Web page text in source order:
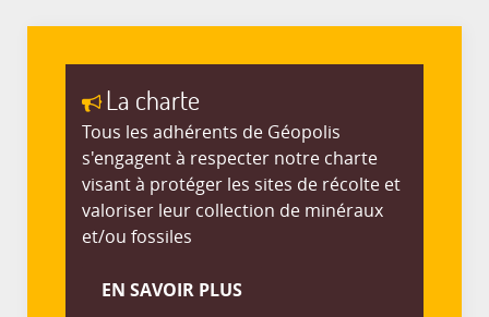
La charte
Tous les adhérents de Géopolis
s'engagent à respecter notre charte
visant à protéger les sites de récolte et
valoriser leur collection de minéraux
et/ou fossiles
EN SAVOIR PLUS